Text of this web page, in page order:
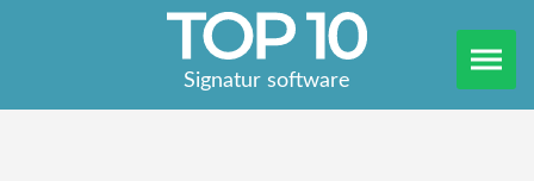
Signatur software